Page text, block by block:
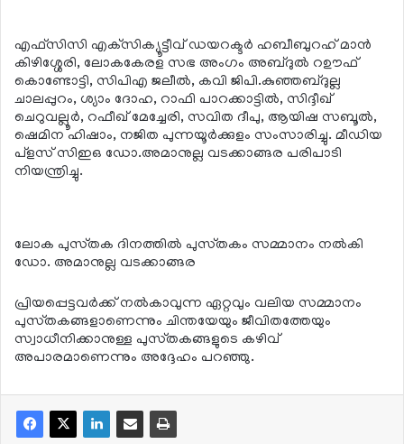
എഫ്‌സിസി എക്‌സിക്യൂട്ടീവ് ഡയറക്ടർ ഹബീബുറഹ് മാൻ
കിഴിശ്ശേരി, ലോകകേരള സഭ അംഗം അബ്ദുൽ റഊഫ്
കൊണ്ടോട്ടി, സിപിഎ ജലീൽ, കവി ജിപി.കുഞ്ഞബ്ദുല്ല
ചാലപ്പുറം, ശ്യാം ദോഹ, റാഫി പാറക്കാട്ടിൽ, സിദ്ദീഖ്
ചെറുവല്ലൂർ, റഫീഖ് മേച്ചേരി, സവിത ദീപു, ആയിഷ സബൂൽ,
ഷെമിന ഹിഷാം, നജിത പുന്നയൂർക്കുളം സംസാരിച്ചു. മീഡിയ
പ്ളസ് സിഇഒ ഡോ.അമാനുല്ല വടക്കാങ്ങര പരിപാടി
നിയന്ത്രിച്ചു.
ലോക പുസ്‌തക ദിനത്തിൽ പുസ്‌തകം സമ്മാനം നൽകി
ഡോ. അമാനുല്ല വടക്കാങ്ങര
പ്രിയപ്പെട്ടവർക്ക് നൽകാവുന്ന ഏറ്റവും വലിയ സമ്മാനം
പുസ്‌തകങ്ങളാണെന്നും ചിന്തയേയും ജീവിതത്തേയും
സ്വാധീനിക്കാനുള്ള പുസ്‌തകങ്ങളുടെ കഴിവ്
അപാരമാണെന്നും അദ്ദേഹം പറഞ്ഞു.